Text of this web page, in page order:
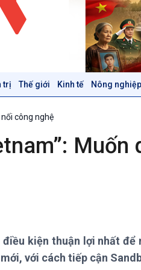
trị Thế giới Kinh tế Nông
Thời sự 6h
Thời sự 12h
Thời sự 18h
Khoa học & Công nghệ
Tin Khoa học & Công nghệ
nối công nghệ
kiện thuận lợi nhất
với cách tiếp cận